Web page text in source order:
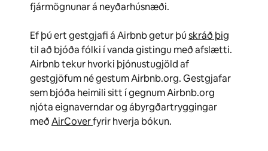
fjármögnunar á neyðarhúsnæði.
Ef þú ert gestgjafi á Airbnb getur þúskráð þig
til að bjóða fólki í vanda gistingu með afslætti.
Airbnb tekur hvorki þjónustugjöld af
gestgjöfum né gestum Airbnb.org. Gestgjafar
sem bjóða heimili sitt í gegnum Airbnb.org
njóta eignaverndar og ábyrgðartryggingar
meðAirCoverfyrir hverja bókun.